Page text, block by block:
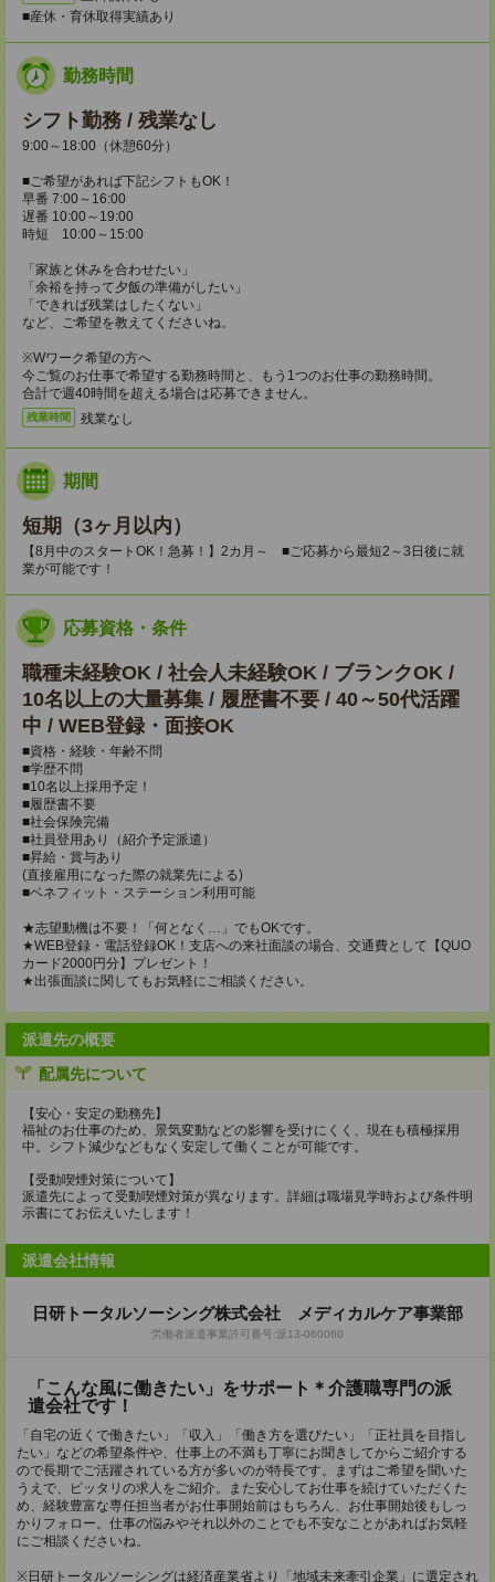
■産休・育休取得実績あり
勤務時間
シフト勤務 / 残業なし
9:00～18:00（休憩60分）
■ご希望があれば下記シフトもOK！
早番 7:00～16:00
遅番 10:00～19:00
時短 10:00～15:00
「家族と休みを合わせたい」
「余裕を持って夕飯の準備がしたい」
「できれば残業はしたくない」
など、ご希望を教えてくださいね。
※Wワーク希望の方へ
今ご覧のお仕事で希望する勤務時間と、もう1つのお仕事の勤務時間。
合計で週40時間を超える場合は応募できません。
残業時間 残業なし
期間
短期（3ヶ月以内）
【8月中のスタートOK！急募！】2カ月～ ■ご応募から最短2～3日後に就
業が可能です！
応募資格・条件
職種未経験OK / 社会人未経験OK / ブランクOK /
10名以上の大量募集 / 履歴書不要 / 40～50代活躍
中 / WEB登録・面接OK
■資格・経験・年齢不問
■学歴不問
■10名以上採用予定！
■履歴書不要
■社会保険完備
■社員登用あり（紹介予定派遣）
■昇給・賞与あり
(直接雇用になった際の就業先による)
■ベネフィット・ステーション利用可能
★志望動機は不要！「何となく…」でもOKです。
★WEB登録・電話登録OK！支店への来社面談の場合、交通費として【QUO
カード2000円分】プレゼント！
★出張面談に関してもお気軽にご相談ください。
派遣先の概要
配属先について
【安心・安定の勤務先】
福祉のお仕事のため、景気変動などの影響を受けにくく、現在も積極採用
中。シフト減少などもなく安定して働くことが可能です。
【受動喫煙対策について】
派遣先によって受動喫煙対策が異なります。詳細は職場見学時および条件明
示書にてお伝えいたします！
派遣会社情報
日研トータルソーシング株式会社 メディカルケア事業部
労働者派遣事業許可番号:派13-060060
「こんな風に働きたい」をサポート＊介護職専門の派
遣会社です！
「自宅の近くで働きたい」「収入」「働き方を選びたい」「正社員を目指し
たい」などの希望条件や、仕事上の不満も丁寧にお聞きしてからご紹介する
ので長期でご活躍されている方が多いのが特長です。まずはご希望を聞いた
うえで、ピッタリの求人をご紹介。また安心してお仕事を続けていただくた
め、経験豊富な専任担当者がお仕事開始前はもちろん、お仕事開始後もしっ
かりフォロー。仕事の悩みやそれ以外のことでも不安なことがあればお気軽
にご相談くださいね。
※日研トータルソーシングは経済産業省より「地域未来牽引企業」に選定され